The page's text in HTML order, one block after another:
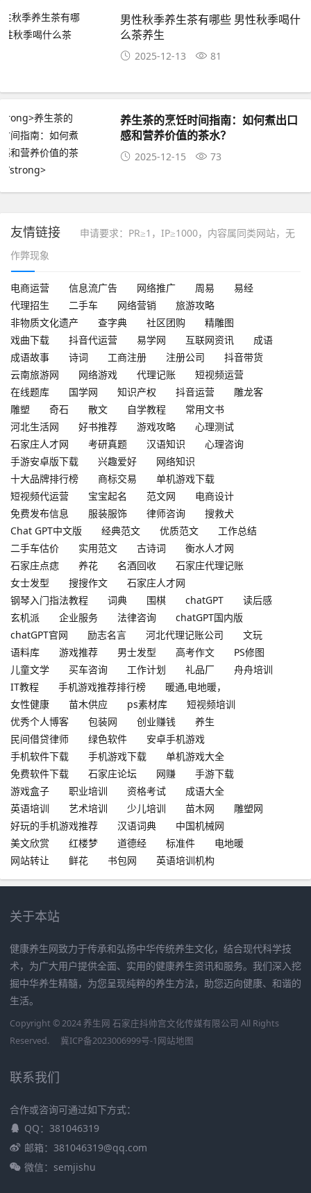
男性秋季养生茶有哪些 男性秋季喝什
么茶养生
2025-12-13 81
养生茶的烹饪时间指南：如何煮出口
感和营养价值的茶水？
2025-12-15 73
友情链接
申请要求：PR≥1，IP≥1000，内容属同类网站，无
作弊现象
电商运营 信息流广告 网络推广 周易
易经
代理招生
二手车 网络营销
旅游攻略
非物质文化遗产
查字典 社区团购
精雕图
戏曲下载
抖音代运营 易学网 互联网资讯
成语
成语故事
诗词 工商注册 注册公司
抖音带货
云南旅游网
网络游戏 代理记账
短视频运营
在线题库
国学网 知识产权 抖音运营
雕龙客
雕塑
奇石 散文 自学教程
常用文书
河北生活网
好书推荐 游戏攻略
心理测试
石家庄人才网
考研真题 汉语知识
心理咨询
手游安卓版下载
兴趣爱好
网络知识
十大品牌排行榜
商标交易
单机游戏下载
短视频代运营
宝宝起名 范文网
电商设计
免费发布信息
服装服饰 律师咨询
搜救犬
Chat GPT中文版
经典范文 优质范文
工作总结
二手车估价
实用范文 古诗词
衡水人才网
石家庄点痣
养花 名酒回收
石家庄代理记账
女士发型
搜搜作文
石家庄人才网
钢琴入门指法教程
词典 围棋 chatGPT
读后感
玄机派
企业服务 法律咨询
chatGPT国内版
chatGPT官网
励志名言 河北代理记账公司
文玩
语料库
游戏推荐 男士发型 高考作文
PS修图
儿童文学
买车咨询 工作计划 礼品厂
舟舟培训
IT教程
手机游戏推荐排行榜
暖通,电地暖，
女性健康
苗木供应 ps素材库
短视频培训
优秀个人博客
包装网 创业赚钱
养生
民间借贷律师
绿色软件
安卓手机游戏
手机软件下载
手机游戏下载
单机游戏大全
免费软件下载
石家庄论坛 网赚
手游下载
游戏盒子
职业培训 资格考试
成语大全
英语培训
艺术培训 少儿培训 苗木网
雕塑网
好玩的手机游戏推荐
汉语词典
中国机械网
美文欣赏
红楼梦 道德经 标准件
电地暖
网站转让
鲜花 书包网 英语培训机构
关于本站
健康养生网致力于传承和弘扬中华传统养生文化，结合现代科学技
术，为广大用户提供全面、实用的健康养生资讯和服务。我们深入挖
掘中华养生精髓，为您呈现纯粹的养生方法，助您迈向健康、和谐的
生活。
Copyright © 2024 养生网 石家庄抖帅宫文化传媒有限公司 All Rights
Reserved.
冀ICP备2023006999号-1网站地图
联系我们
合作或咨询可通过如下方式：
QQ：381046319
邮箱：381046319@qq.com
微信：semjishu